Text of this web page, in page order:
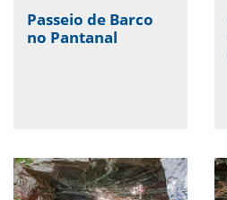
Passeio de Barco
no Pantanal